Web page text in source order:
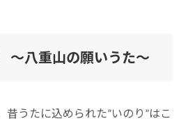
～八重山の願いうた～
うたに込められた”いのり”はこ